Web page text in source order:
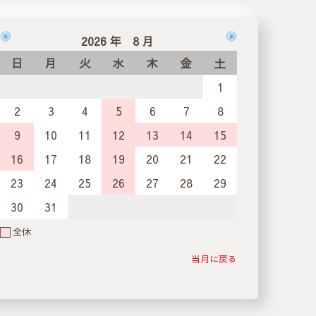
2026 年 8 月
日
月 火 水 木 金
土
1
2
3 4 5 6 7
8
9
10 11 12 13 14
15
16
17 18 19 20 21
22
23
24 25 26 27 28
29
30
31
全休
当月に戻る